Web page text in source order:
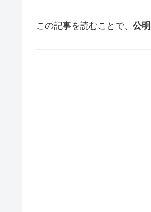
この記事を読むことで、 公